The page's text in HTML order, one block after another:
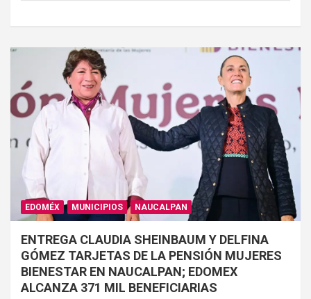
EDOMÉX MUNICIPIOS NAUCALPAN
ENTREGA CLAUDIA SHEINBAUM Y DELFINA
GÓMEZ TARJETAS DE LA PENSIÓN MUJERES
BIENESTAR EN NAUCALPAN; EDOMEX
ALCANZA 371 MIL BENEFICIARIAS